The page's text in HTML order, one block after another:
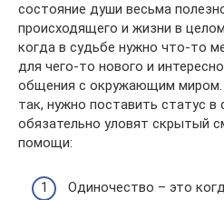
состояние души весьма
происходящего и жизни в
когда в судьбе нужно что-то
для чего-то нового и
общения с окружающим миром.
так, нужно поставить статус
обязательно уловят скрытый
помощи:
Одиночество – это